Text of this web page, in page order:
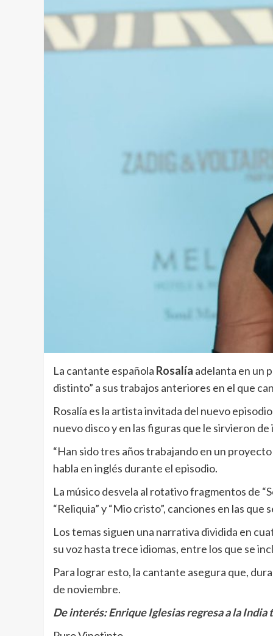
La cantante española Rosalía adelanta en un
distinto” a sus trabajos anteriores en el que
Rosalía es la artista invitada del nuevo
nuevo disco y en las figuras que le sirvieron
“Han sido tres años trabajando en un
habla en inglés durante el episodio.
La músico desvela al rotativo fragmentos de
“Reliquia” y “Mio cristo”, canciones en las
Los temas siguen una narrativa dividida en
su voz hasta trece idiomas, entre los que se
Para lograr esto, la cantante asegura que,
de noviembre.
De interés:Enrique Iglesias regresa a la India